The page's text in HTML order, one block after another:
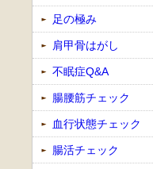
足の極み
肩甲骨はがし
不眠症Q&A
腸腰筋チェック
血行状態チェック
腸活チェック